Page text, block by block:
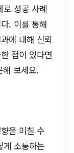
로 성공 사례
. 이를 통해
에 대해 신뢰
점이 있다면
해 보세요.
을 미칠 수
게 소통하는